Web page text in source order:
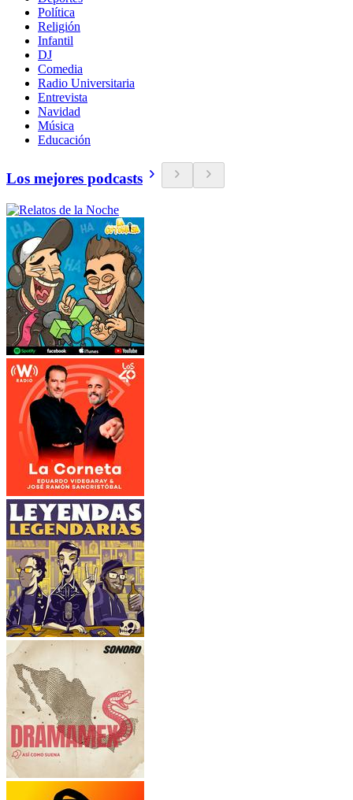
Política
Religión
Infantil
DJ
Comedia
Radio Universitaria
Entrevista
Navidad
Música
Educación
Los mejores podcasts